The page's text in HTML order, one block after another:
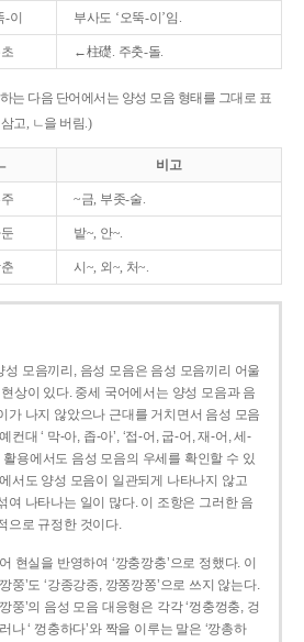
-이 부사도 ‘오뚝-이’임.
←柱礎. 주춧-돌.
는 다음 단어에서는 양성 모음 형태를 그대로 표
고, ㄴ을 버림.)
비고
~금, 부좃-술.
밭~, 안~.
시~, 외~, 처~.
모음끼리, 음성 모음은 음성 모음끼리 어울
상이 있다. 중세 국어에서는 양성 모음과 음
가 나지 않았으나 근대를 거치면서 음성 모음
컨대 ‘ 막-아, 좁-아’, ‘접-어, 굽-어, 재-어, 세-
활용에서도 음성 모음의 우세를 확인할 수 있
서도 양성 모음이 일관되게 나타나지 않고
여 나타나는 일이 많다. 이 조항은 그러한 음
으로 규정한 것이다.
현실을 반영하여 ‘깡충깡충’으로 정했다. 이
쭝’도 ‘강종강종, 깡쫑깡쫑’으로 쓰지 않는다.
쭝’의 음성 모음 대응형은 각각 ‘껑충껑충, 겅
나 ‘ 껑충하다’와 짝을 이루는 말은 ‘깡총하